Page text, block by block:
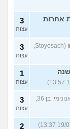
אחרות 3
עצות
(Stoyosach,
3
עצות
1
עצות
(אנונימי, בן 36,
3
עצות
2